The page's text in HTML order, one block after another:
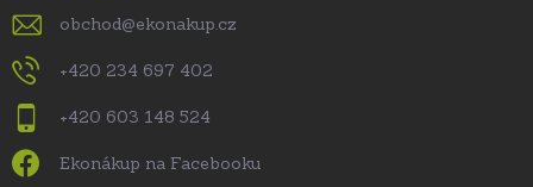
obchod@ekonakup.cz
+420 234 697 402
+420 603 148 524
Ekonákup na Facebooku